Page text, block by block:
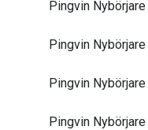
Pingvin
Pingvin
Pingvin
Pingvin